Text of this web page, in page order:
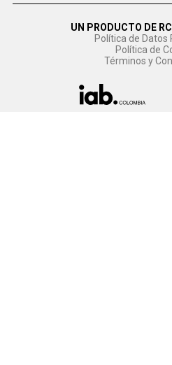
UN PRODUCTO DE
Política de Datos
Política de
Términos y